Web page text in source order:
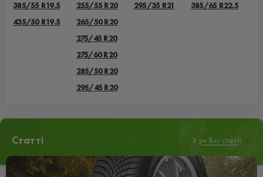
385/55 R19.5
435/50 R19.5
255/55 R20
265/50 R20
275/45 R20
275/60 R20
285/50 R20
295/45 R20
295/35 R21
385/65 R22.5
Статті px Всі статті